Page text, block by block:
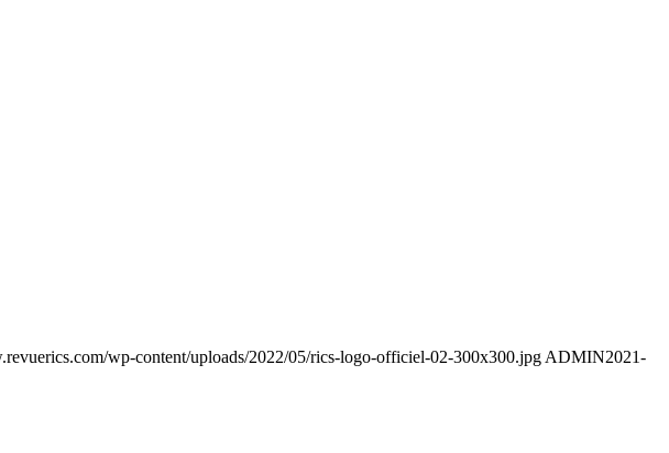
wp-content/uploads/2022/05/rics-logo-officiel-02-300x300.jpg ADMIN2021-